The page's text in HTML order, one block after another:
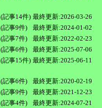
(記事14件) 最終更新:2026-03-26
(記事9件)
最終更新:2024-01-02
(記事7件)
最終更新:2022-02-23
(記事6件)
最終更新:2025-07-06
(記事15件) 最終更新:2025-06-11
(記事6件)
最終更新:2020-02-19
(記事9件)
最終更新:2021-12-23
(記事4件)
最終更新:2024-07-21